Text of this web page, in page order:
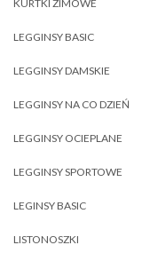
KURTKI ZIMOWE
LEGGINSY BASIC
LEGGINSY DAMSKIE
LEGGINSY NA CO DZIEŃ
LEGGINSY OCIEPLANE
LEGGINSY SPORTOWE
LEGINSY BASIC
LISTONOSZKI